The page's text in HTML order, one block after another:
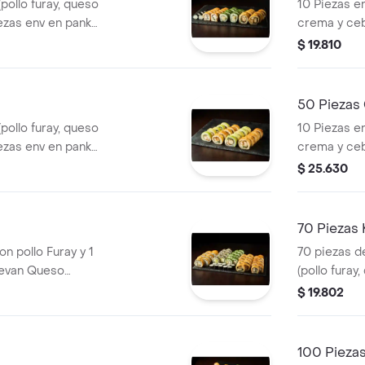
furay, queso
env en panko
cebollín)//10
.
10 Piezas
crema y
(kanikama,
(palmito,
$ 19.810
furay, queso
env en panko
cebollín)//10
cebollín).
50 Piezas
10 Piezas
crema y
(kanikama,
(palmito,
queso
$ 25.630
pollo Furay y 1
Queso
en California
Champiñón y
70 Piezas
70 piezas
(pollo
cebollín),
$ 19.802
100